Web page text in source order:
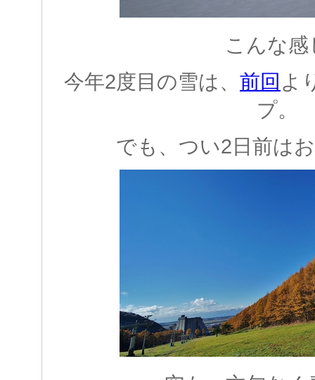
こんな感
今年2度目の雪は、 前回 よ
プ。
でも、つい2日前は